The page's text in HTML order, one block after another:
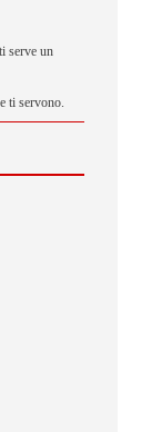
serve un
ti servono.